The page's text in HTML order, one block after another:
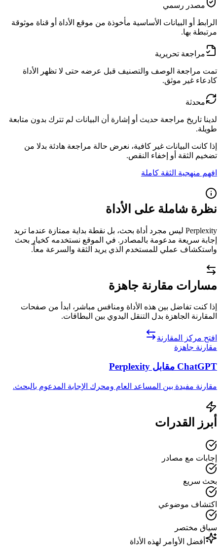
مصدر رسمي
الرابط أو البيانات الأساسية مأخوذة من موقع الأداة أو قناة موثوقة
مرتبطة بها.
مراجعة تحريرية
تمت مراجعة الوصف والتصنيف قبل عرضه حتى لا تظهر الأداة
كادعاء غير موثق.
محدثة
لدينا تاريخ مراجعة حديث أو إشارة أن البيانات لم تترك بدون متابعة
طويلة.
إذا كانت البيانات غير كافية، نعرض حالة مراجعة هادئة بدلا من
تضخيم الثقة أو إخفاء النقص.
افهم منهجية الثقة كاملة
نظرة شاملة على الأداة
Perplexity ليس مجرد أداة بحث، بل نقطة بداية ممتازة عندما تريد
إجابة سريعة مدعومة بالمصادر. في الموقع نستخدمه كخيار بحث
واستكشاف عملي للمستخدم الذي يريد الثقة والسرعة معاً.
مسارات مقارنة جاهزة
إذا كنت تفاضل بين هذه الأداة ومنافس مباشر، ابدأ من صفحات
المقارنة الجاهزة بدل التنقل اليدوي بين البطاقات.
افتح مركز المقارنة
مقارنة جاهزة
ChatGPT مقابل Perplexity
مقارنة مفيدة بين المساعد العام ومحرك الإجابة المدعوم بالبحث.
أبرز القدرات
إجابات مع مصادر
بحث سريع
اكتشاف موضوعي
سياق مختصر
أفضل الأوامر لهذه الأداة